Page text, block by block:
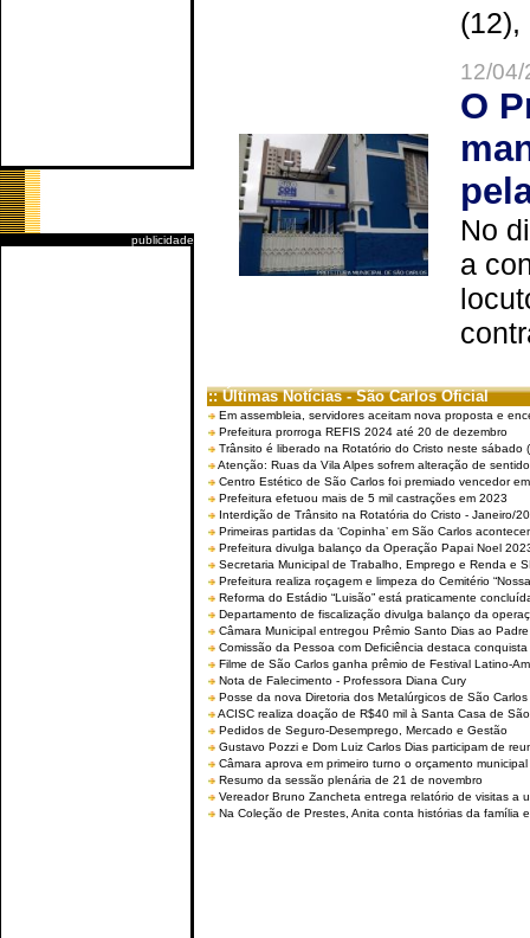
publicidade
(12),
12/
O
No
a
:: Últimas Notícias - São Carlos Oficial
Em assembleia, servidores aceitam nova proposta e
Prefeitura prorroga REFIS 2024 até 20 de dezembro
Trânsito é liberado na Rotatório do Cristo neste sábado
Atenção: Ruas da Vila Alpes sofrem alteração de
Centro Estético de São Carlos foi premiado vencedor
Prefeitura efetuou mais de 5 mil castrações em 2023
Interdição de Trânsito na Rotatória do Cristo - Janeiro/
Primeiras partidas da ‘Copinha’ em São Carlos
Prefeitura divulga balanço da Operação Papai Noel
Secretaria Municipal de Trabalho, Emprego e Renda e
Prefeitura realiza roçagem e limpeza do Cemitério
Reforma do Estádio “Luisão” está praticamente
Departamento de fiscalização divulga balanço da
Câmara Municipal entregou Prêmio Santo Dias ao
Comissão da Pessoa com Deficiência destaca
Filme de São Carlos ganha prêmio de Festival Latino-
Nota de Falecimento - Professora Diana Cury
Posse da nova Diretoria dos Metalúrgicos de São
ACISC realiza doação de R$40 mil à Santa Casa de
Pedidos de Seguro-Desemprego, Mercado e Gestão
Gustavo Pozzi e Dom Luiz Carlos Dias participam de
Câmara aprova em primeiro turno o orçamento
Resumo da sessão plenária de 21 de novembro
Vereador Bruno Zancheta entrega relatório de visitas a
Na Coleção de Prestes, Anita conta histórias da família